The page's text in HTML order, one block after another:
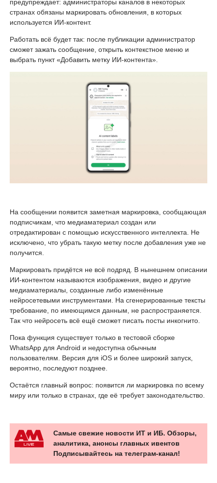
предупреждает: администраторы каналов в некоторых
странах обязаны маркировать обновления, в которых
используется ИИ-контент.
Работать всё будет так: после публикации администратор
сможет зажать сообщение, открыть контекстное меню и
выбрать пункт «Добавить метку ИИ-контента».
На сообщении появится заметная маркировка, сообщающая
подписчикам, что медиаматериал создан или
отредактирован с помощью искусственного интеллекта. Не
исключено, что убрать такую метку после добавления уже не
получится.
Маркировать придётся не всё подряд. В нынешнем описании
ИИ-контентом называются изображения, видео и другие
медиаматериалы, созданные либо изменённые
нейросетевыми инструментами. На сгенерированные тексты
требование, по имеющимся данным, не распространяется.
Так что нейросеть всё ещё сможет писать посты инкогнито.
Пока функция существует только в тестовой сборке
WhatsApp для Android и недоступна обычным
пользователям. Версия для iOS и более широкий запуск,
вероятно, последуют позднее.
Остаётся главный вопрос: появится ли маркировка по всему
миру или только в странах, где её требует законодательство.
Самые свежие новости ИТ и ИБ. Обзоры,
аналитика, анонсы главных ивентов
Подписывайтесь на телеграм-канал!